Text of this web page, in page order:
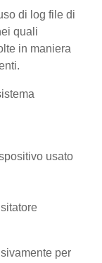
di log file di
quali
in maniera
usato
per